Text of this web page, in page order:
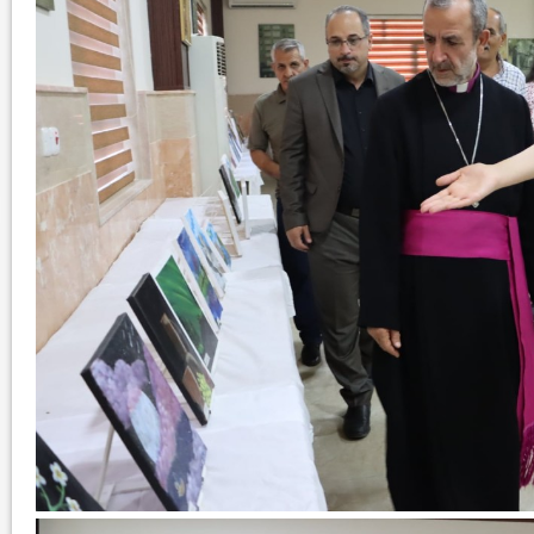
الموالاة والمعارضة... بالانفوغراف.. اعلام زوعا خلال عام 2017...